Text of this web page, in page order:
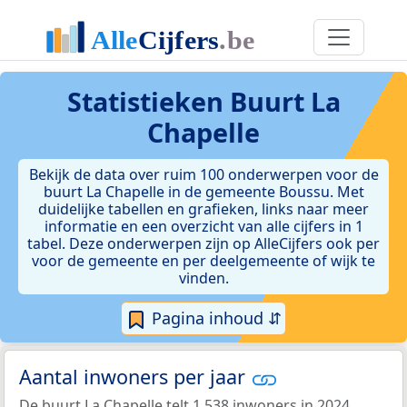
Statistieken Buurt La
Chapelle
Bekijk de data over ruim 100 onderwerpen voor de
buurt La Chapelle in de gemeente Boussu. Met
duidelijke tabellen en grafieken, links naar meer
informatie en een overzicht van alle cijfers in 1
tabel. Deze onderwerpen zijn op AlleCijfers ook per
voor de gemeente en per deelgemeente of wijk te
vinden.
Pagina inhoud ⇵
Aantal inwoners per jaar